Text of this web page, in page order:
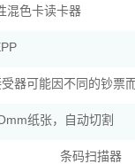
混色卡读卡器
器可能因不同的钞票
纸张，自动切割
条码扫描器